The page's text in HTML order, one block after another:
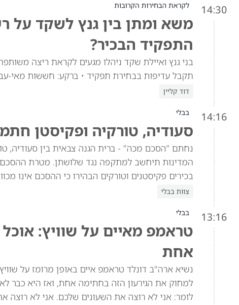
14:30 לקראת הבחירות הקרובות
משא ומתן בין גנץ לשקד על
התפקיד הבכיר?
בני גנץ ואיילת שקד ניהלו מגעים לקראת ריצה
תקבל עדיפות בבחירת תפקיד • ברקע: חששות מאי-
דוד קליין
14:16 בבלי
סעודיה, טורקיה ופקיסטן
נחתם "הסכם מכה" - ברית הגנה צבאית בין סעודיה,
המדינות תיחשב למתקפה נגד שלושתן. מטרת
בכירים פקיסטנים וטורקים הבהירו כי ההסכם אינו
צוות בבלי
13:16 בבלי
טראמפ מאיים על שוויץ:
אחת
למחוק את הגירעון הזה בחתימה אחת, ואז היא כבר